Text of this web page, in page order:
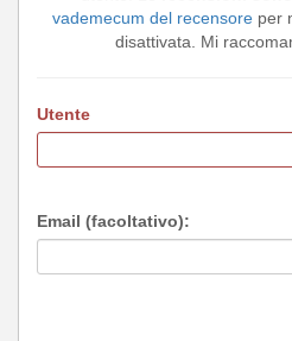
vademecum del recensoreper
disattivata. Mi
Utente
Email (facoltativo):